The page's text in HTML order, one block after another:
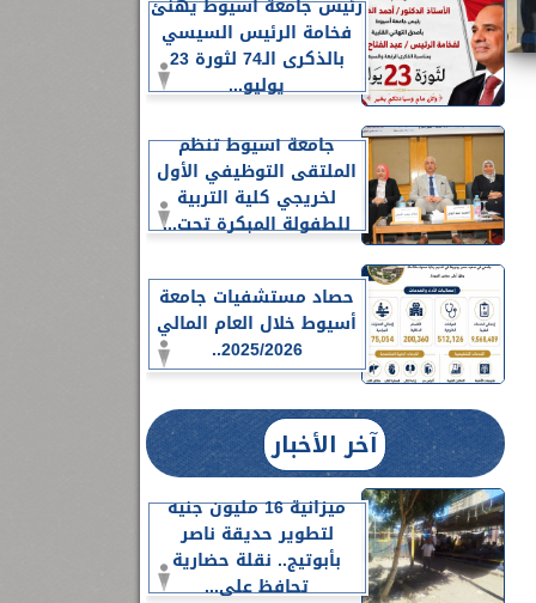
رئيس جامعة أسيوط يهنئ
فخامة الرئيس السيسي
بالذكرى الـ74 لثورة 23
يوليو...
جامعة أسيوط تنظم
الملتقى التوظيفي الأول
لخريجي كلية التربية
للطفولة المبكرة تحت...
حصاد مستشفيات جامعة
أسيوط خلال العام المالي
2025/2026..
آخر الأخبار
ميزانية 16 مليون جنيه
لتطوير حديقة ناصر
بأبوتيج.. نقلة حضارية
تحافظ على...